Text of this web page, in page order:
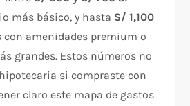
más básico, y hasta S/ 1,100
con amenidades premium o
grandes. Estos números no
si compraste con
claro este mapa de gastos